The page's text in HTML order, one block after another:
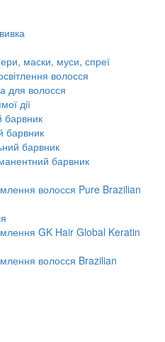
маски, муси, спреї
волосся
для волосся
дії
барвник
барвник
барвник
барвник
волосся Pure Brazilian
GK Hair Global Keratin
волосся Brazilian